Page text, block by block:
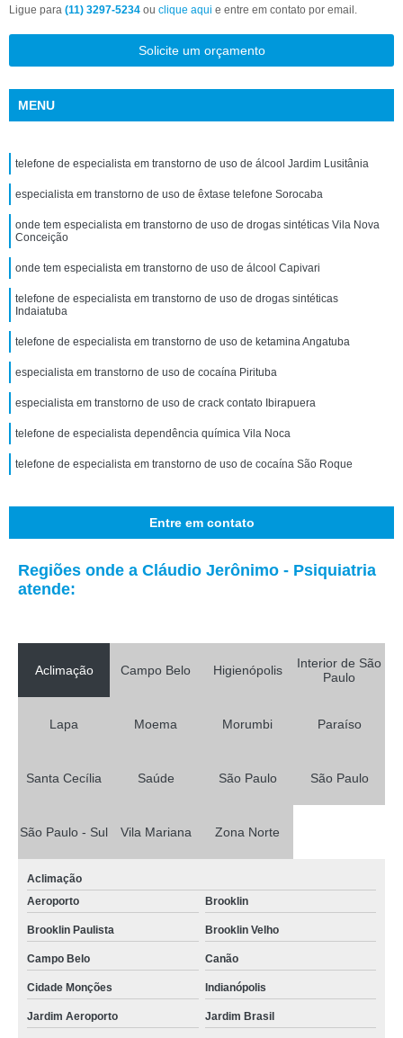
Ligue para (11) 3297-5234 ou clique aqui e entre em contato por email.
Solicite um orçamento
MENU
telefone de especialista em transtorno de uso de álcool Jardim Lusitânia
especialista em transtorno de uso de êxtase telefone Sorocaba
onde tem especialista em transtorno de uso de drogas sintéticas Vila Nova
Conceição
onde tem especialista em transtorno de uso de álcool Capivari
telefone de especialista em transtorno de uso de drogas sintéticas
Indaiatuba
telefone de especialista em transtorno de uso de ketamina Angatuba
especialista em transtorno de uso de cocaína Pirituba
especialista em transtorno de uso de crack contato Ibirapuera
telefone de especialista dependência química Vila Noca
telefone de especialista em transtorno de uso de cocaína São Roque
Entre em contato
Regiões onde a Cláudio Jerônimo - Psiquiatria
atende:
Aclimação Campo Belo Higienópolis
Interior de São
Paulo
Lapa Moema Morumbi Paraíso
Santa Cecília Saúde São Paulo São Paulo
São Paulo - Sul Vila Mariana Zona Norte
Aclimação
Aeroporto
Brooklin
Brooklin Paulista Brooklin Velho
Campo Belo Canão
Cidade Monções Indianópolis
Jardim Aeroporto Jardim Brasil